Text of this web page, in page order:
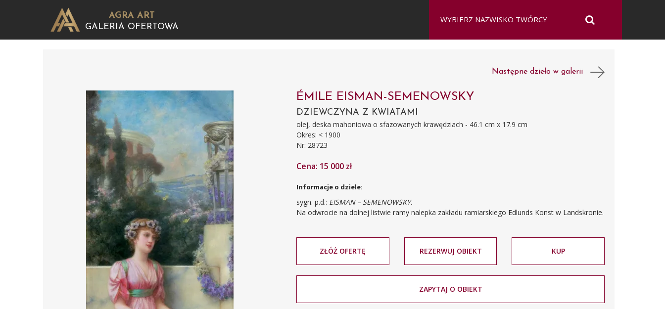
AGRA ART
GALERIA OFERTOWA
Następne dzieło w galerii
ÉMILE EISMAN-SEMENOWSKY
DZIEWCZYNA Z KWIATAMI
olej, deska mahoniowa o sfazowanych krawędziach - 46.1 cm x 17.9 cm
Okres: < 1900
Nr: 28723
Cena: 15 000 zł
Informacje o dziele:
sygn. p.d.: EISMAN – SEMENOWSKY.
Na odwrocie na dolnej listwie ramy nalepka zakładu ramiarskiego Edlunds Konst w Landskronie.
ZŁÓŻ OFERTĘ REZERWUJ OBIEKT KUP
ZAPYTAJ O OBIEKT